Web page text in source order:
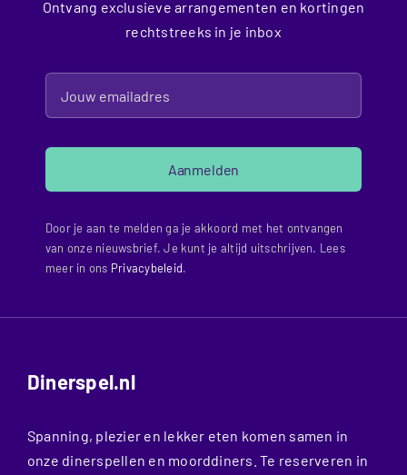
Ontvang exclusieve arrangementen en kortingen
rechtstreeks in je inbox
Aanmelden
Door je aan te melden ga je akkoord met het ontvangen
van onze nieuwsbrief. Je kunt je altijd uitschrijven. Lees
meer in ons Privacybeleid.
Dinerspel.nl
Spanning, plezier en lekker eten komen samen in
onze dinerspellen en moorddiners. Te reserveren in